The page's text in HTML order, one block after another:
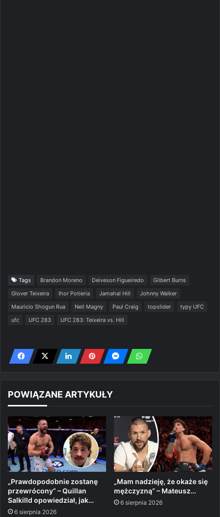
Tags Brandon Moreno Deiveson Figueiredo
Gilbert Burns
Glover Teixeira
Ihor Potieria Jamahal Hill
Johnny Walker
Mauricio Shogun Rua
Neil Magny Paul Craig topslider
typy UFC
ufc
UFC 283 UFC 283: Teixeira vs. Hill
POWIĄZANE ARTYKUŁY
„Prawdopodobnie zostanę
przewrócony” – Quillan
Salkilld opowiedział, jak…
6 sierpnia 2026
„Mam nadzieję, że okaże się
mężczyzną” – Mateusz…
6 sierpnia 2026